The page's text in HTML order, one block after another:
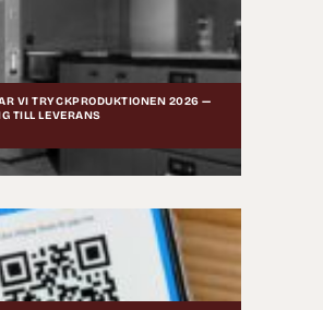
VI TRYCKPRODUKTIONEN 2026 —
TILL LEVERANS